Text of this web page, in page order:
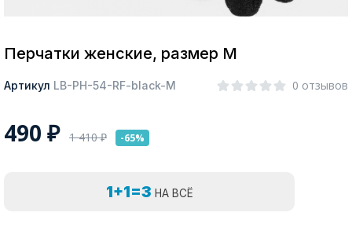
Перчатки женские, размер M
Артикул LB-PH-54-RF-black-M 0 отзывов
490 ₽ 1 410₽ -65%
1+1=3 НА ВСЁ